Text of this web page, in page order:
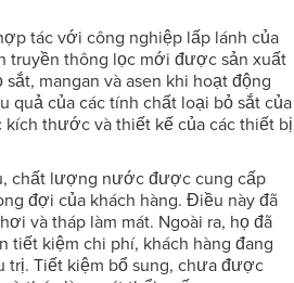
tác với công nghiệp lấp lánh của
truyền thông lọc mới được sản xuất
mangan và asen khi hoạt động
quả của các tính chất loại bỏ sắt của
kích thước và thiết kế của các thiết bị
chất lượng nước được cung cấp
đợi của khách hàng. Điều này đã
và tháp làm mát. Ngoài ra, họ đã
tiết kiệm chi phí, khách hàng đang
Tiết kiệm bổ sung, chưa được